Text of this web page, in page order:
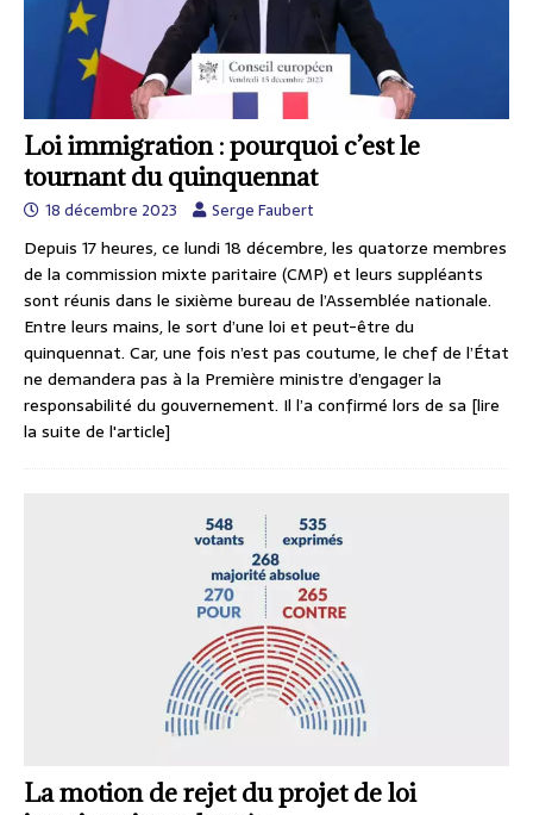
Loi immigration : pourquoi c’est le
tournant du quinquennat
18 décembre 2023 Serge Faubert
Depuis 17 heures, ce lundi 18 décembre, les quatorze membres
de la commission mixte paritaire (CMP) et leurs suppléants
sont réunis dans le sixième bureau de l’Assemblée nationale.
Entre leurs mains, le sort d’une loi et peut-être du
quinquennat. Car, une fois n’est pas coutume, le chef de l’État
ne demandera pas à la Première ministre d’engager la
responsabilité du gouvernement. Il l’a confirmé lors de sa [lire
la suite de l'article]
La motion de rejet du projet de loi